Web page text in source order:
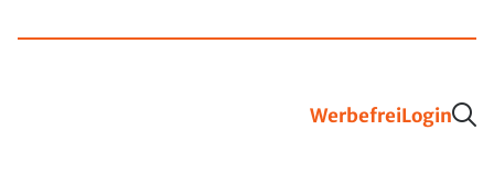
WerbefreiLogin